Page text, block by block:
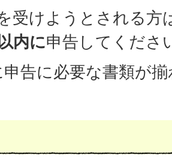
受けようとされる方
内に申告してくださ
告に必要な書類が